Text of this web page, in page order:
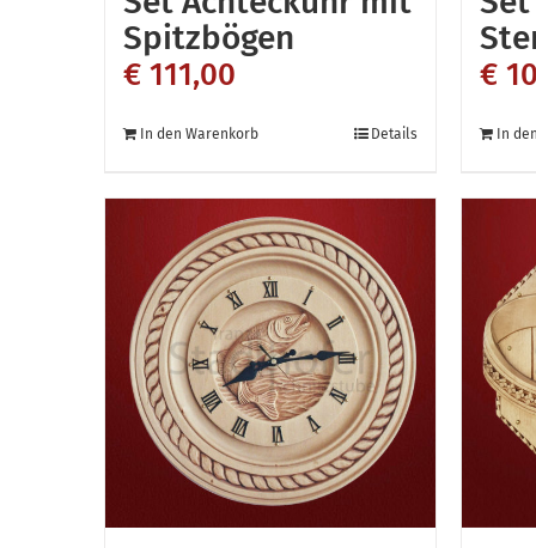
Spitzbögen
€ 111,00
In den Warenkorb Details
€
In